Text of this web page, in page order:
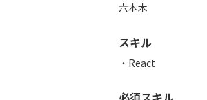
六本木
スキル
React